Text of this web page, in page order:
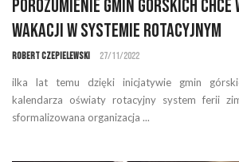
Porozumienie Gmin Górskich chce
wakacji w systemie rotacyjnym
Robert Czepielewski 27/11/2022
ilka lat temu dzięki inicjatywie gmin
kalendarza oświaty rotacyjny system ferii
sformalizowana organizacja ...